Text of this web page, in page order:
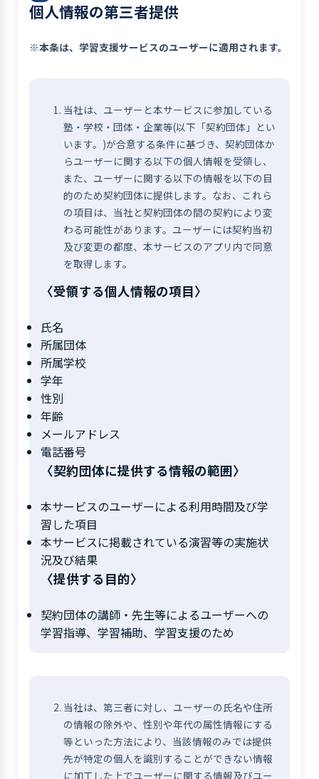
個人情報の第三者提供
※本条は、学習支援サービスのユーザーに適用されます。
当社は、ユーザーと本サービスに参加している
塾・学校・団体・企業等(以下「契約団体」とい
います。)が合意する条件に基づき、契約団体か
らユーザーに関する以下の個人情報を受領し、
また、ユーザーに関する以下の情報を以下の目
的のため契約団体に提供します。なお、これら
の項目は、当社と契約団体の間の契約により変
わる可能性があります。ユーザーには契約当初
及び変更の都度、本サービスのアプリ内で同意
を取得します。
〈受領する個人情報の項目〉
氏名
所属団体
所属学校
学年
性別
年齢
メールアドレス
電話番号
〈契約団体に提供する情報の範囲〉
本サービスのユーザーによる利用時間及び学
習した項目
本サービスに掲載されている演習等の実施状
況及び結果
〈提供する目的〉
契約団体の講師・先生等によるユーザーへの
学習指導、学習補助、学習支援のため
当社は、第三者に対し、ユーザーの氏名や住所
の情報の除外や、性別や年代の属性情報にする
等といった方法により、当該情報のみでは提供
先が特定の個人を識別することができない情報
に加工した上でユーザーに関する情報及びユー